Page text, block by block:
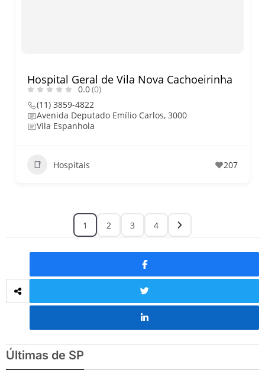
Hospital Geral de Vila Nova Cachoeirinha
0.0(0)
(11) 3859-4822
Avenida Deputado Emílio Carlos, 3000
Vila Espanhola
Hospitais 207
1 2 3 4
Últimas de SP